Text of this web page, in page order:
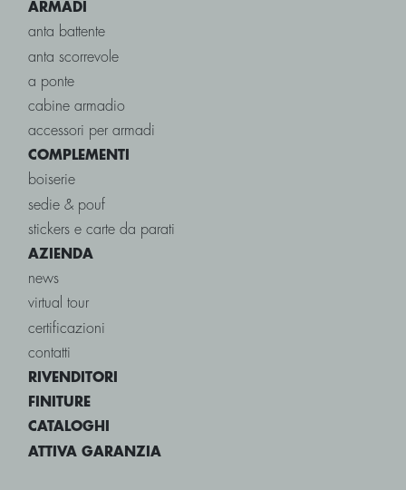
ARMADI
anta battente
anta scorrevole
a ponte
cabine armadio
accessori per armadi
COMPLEMENTI
boiserie
sedie & pouf
stickers e carte da parati
AZIENDA
news
virtual tour
certificazioni
contatti
RIVENDITORI
FINITURE
CATALOGHI
ATTIVA GARANZIA